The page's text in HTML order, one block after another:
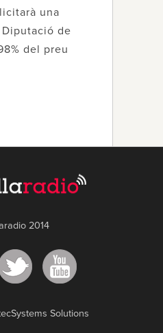
una
de
del preu
2014
Solutions